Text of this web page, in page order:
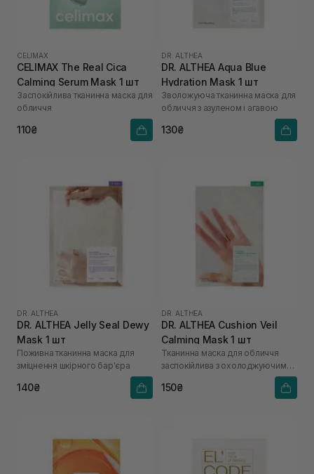
CELIMAX
CELIMAX The Real Cica
Calming Serum Mask 1 шт
Заспокійлива тканинна маска для
обличчя
110₴
DR. ALTHEA
DR. ALTHEA Aqua Blue
Hydration Mask 1 шт
Зволожуюча тканинна маска для
обличчя з азуленом і агавою
130₴
DR. ALTHEA
DR. ALTHEA Jelly Seal Dewy
Mask 1 шт
Поживна тканинна маска для
зміцнення шкірного бар'єра
140₴
DR. ALTHEA
DR. ALTHEA Cushion Veil
Calming Mask 1 шт
Тканинна маска для обличчя
заспокійлива з охолоджуючим
150₴